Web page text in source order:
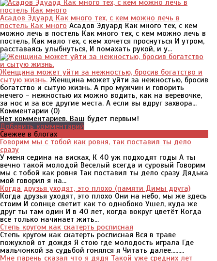
Асадов Эдуард Как много тех, с кем можно лечь в
постель Как много Асадов Эдуард Как много тех, с кем
можно лечь в постель Как много тех, с кем можно лечь в
постель, Как мало тех, с кем хочется проснуться И утром,
расставаясь улыбнуться, И помахать рукой, и у...
Женщина может уйти за нежностью, бросив богатство и
сытую жизнь. Женщина может уйти за нежностью, бросив
богатство и сытую жизнь. А про мужчин и говорить
нечего - нежностью их можно водить, как на веревочке,
за нос и за все другие места. А если вы вдруг захвора...
Комментарии (0)
Нет комментариев. Ваш будет первым!
Добавить комментарий
Свежее в блогах
Говорим мы с тобой как ровня, так поставил ты дело
сразу
У меня седина на висках, К 40 уж подходят годы А ты
вечно такой молодой Веселый всегда и суровый Говорим
мы с тобой как ровня Так поставил ты дело сразу Дядька
мой говорил я на...
Когда друзья уходят, это плохо (памяти Димы друга)
Когда друзья уходят, это плохо Они на небо, мы же здесь
стоим И солнце светит как то однобоко Ушел, куда же
друг ты там один И в 40 лет, когда вокруг цветёт Когда
все только начинает жить...
Степь кругом как скатерть росписная
Степь кругом как скатерть росписная Вся в траве
пожухлой от дождя Я стою где молодость играла Где
мальчонкой за судьбой гонялся я Читать далее.........
Мне парень сказал что я дядя Такой уже средних лет